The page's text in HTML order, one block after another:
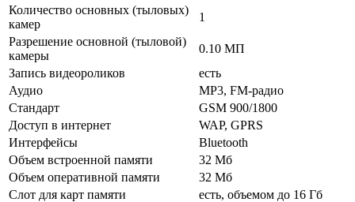
Количество основных (тыловых)
камер
1
Разрешение основной (тыловой)
камеры
0.10 МП
Запись видеороликов
есть
Аудио
MP3, FM-радио
Стандарт
GSM 900/1800
Доступ в интернет
WAP, GPRS
Интерфейсы
Bluetooth
Объем встроенной памяти
32 Мб
Объем оперативной памяти
32 Мб
Слот для карт памяти
есть, объемом до 16 Гб